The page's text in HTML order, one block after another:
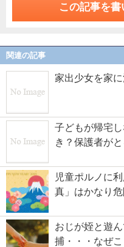
この記事を
関連の記事
家出少女を家
子どもが帰宅
き？保護者が
児童ポルノに
真」はかなり
おじが姪と遊
捕・・・なぜ